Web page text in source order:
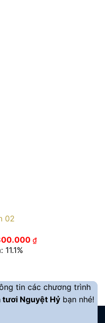
02
₫Giá
hiện
tin các chương trình
tươi Nguyệt Hỷ bạn nhé!